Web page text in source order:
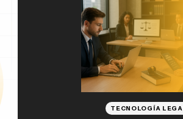
TECNOLOGÍA